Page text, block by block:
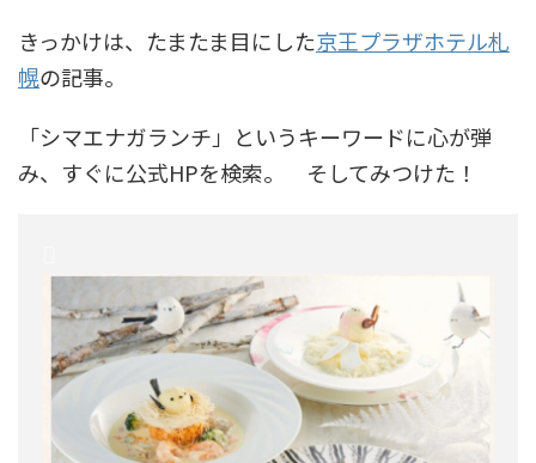
きっかけは、たまたま目にした京王プラザホテル札
幌の記事。
「シマエナガランチ」というキーワードに心が弾
み、すぐに公式HPを検索。 そしてみつけた！